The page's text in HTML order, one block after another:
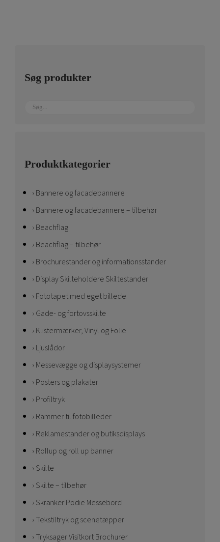
Søg produkter
Produktkategorier
Bannere og facadebannere
Bannere og facadebannere – tilbehør
Beachflag
Beachflag – tilbehør
Brochurestander og informationsstander
Display Skilteholdere Skiltestander
Fototapet med eget billede
Gade- og fortovsskilte
Klistermærker, Vinyl og Folie
Ljuslådor
Messevægge og displaysystemer
Posters og plakater
Profiltryk
Rammer til fotobilleder
Reklamestander og butiksdisplays
Rollup og roll up banner
Skilte
Skilte – tilbehør
Skranker Podie Messebord
Tekstiltryk og scenetæpper
Tryksager Visitkort Brochurer